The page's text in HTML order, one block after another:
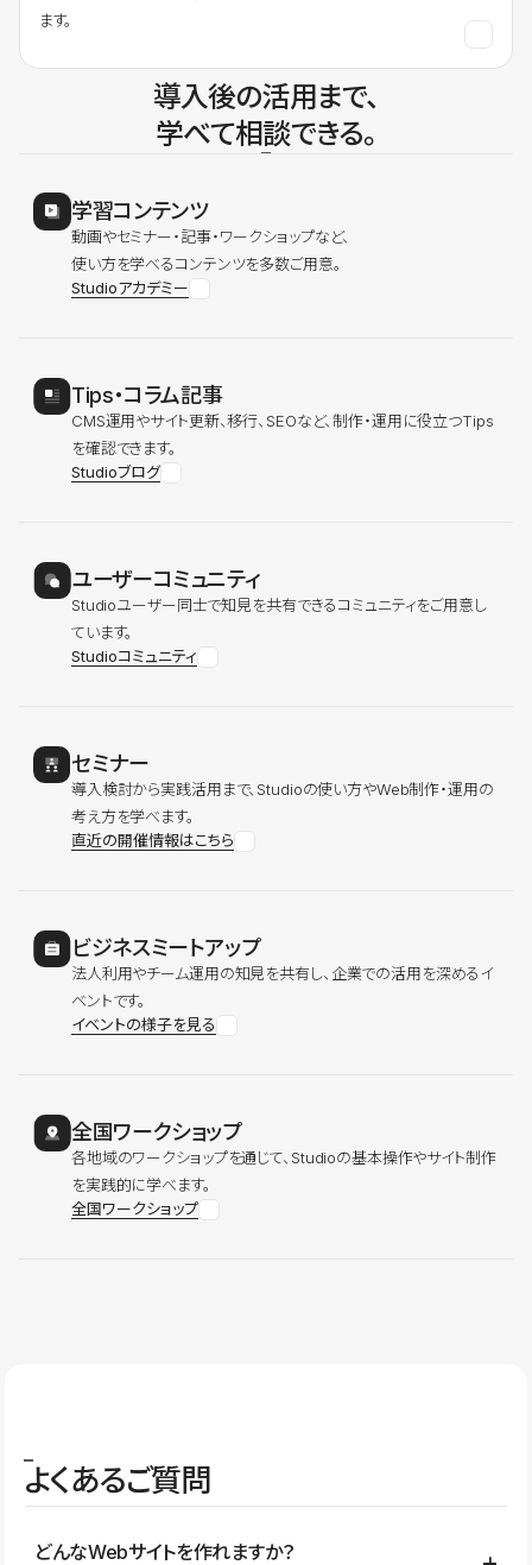
ます。
導入後の活用まで、
学べて相談できる。
学習コンテンツ
動画やセミナー・記事・ワークショップなど、
使い方を学べるコンテンツを多数ご用意。
Studioアカデミー
Tips・コラム記事
CMS運用やサイト更新、移行、SEOなど、制作・運用に役立つTips
を確認できます。
Studioブログ
ユーザーコミュニティ
Studioユーザー同士で知見を共有できるコミュニティをご用意し
ています。
Studioコミュニティ
セミナー
導入検討から実践活用まで、Studioの使い方やWeb制作・運用の
考え方を学べます。
直近の開催情報はこちら
ビジネスミートアップ
法人利用やチーム運用の知見を共有し、企業での活用を深めるイ
ベントです。
イベントの様子を見る
全国ワークショップ
各地域のワークショップを通じて、Studioの基本操作やサイト制作
を実践的に学べます。
全国ワークショップ
よくあるご質問
どんなWebサイトを作れますか？